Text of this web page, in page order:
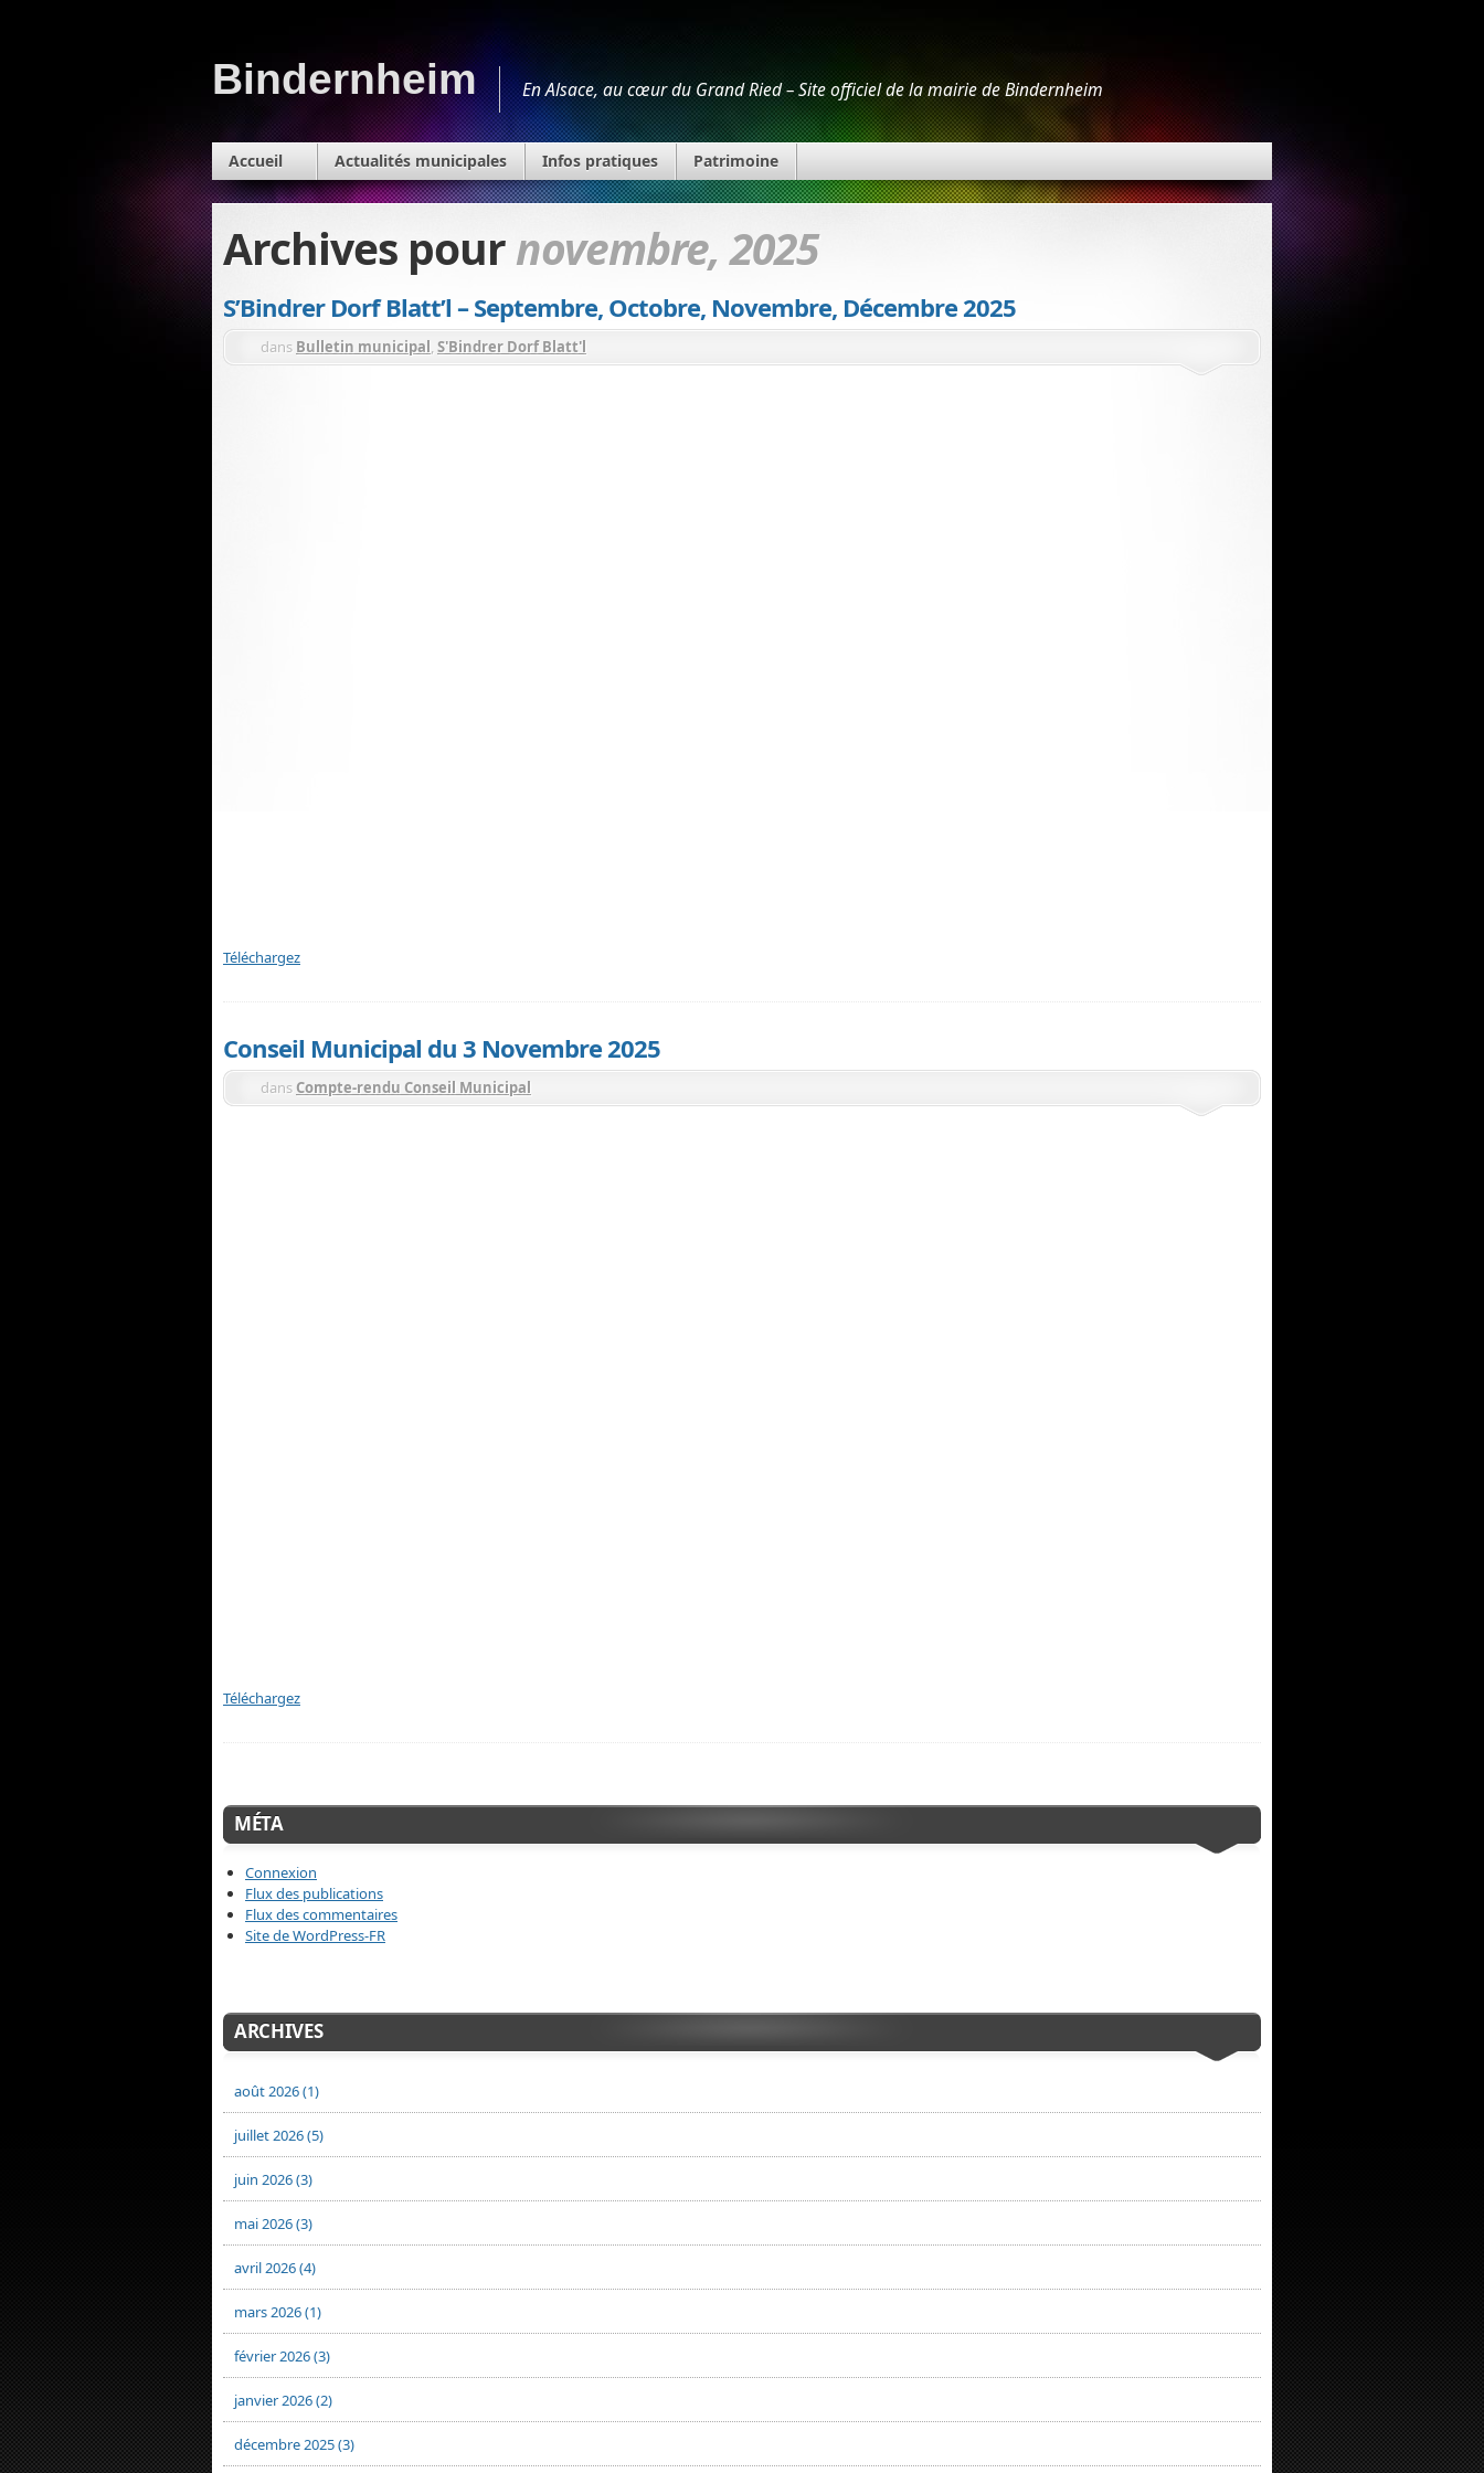
Bindernheim En Alsace, au cœur du Grand Ried – Site officiel de la mairie de Bindernheim
Accueil Actualités municipales Infos pratiques Patrimoine
Archives pournovembre, 2025
S’Bindrer Dorf Blatt’l – Septembre, Octobre, Novembre, Décembre 2025
dans Bulletin municipal, S'Bindrer Dorf Blatt'l
Téléchargez
Conseil Municipal du 3 Novembre 2025
dans Compte-rendu Conseil Municipal
Téléchargez
MÉTA
Connexion
Flux des publications
Flux des commentaires
Site de WordPress-FR
ARCHIVES
août 2026 (1)
juillet 2026 (5)
juin 2026 (3)
mai 2026 (3)
avril 2026 (4)
mars 2026 (1)
février 2026 (3)
janvier 2026 (2)
décembre 2025 (3)